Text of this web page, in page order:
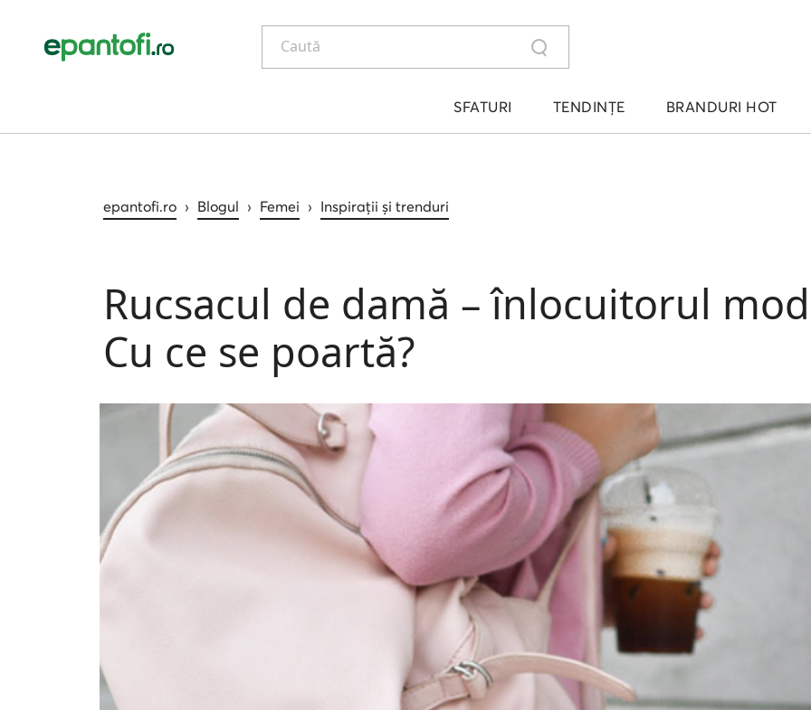
Caută
SFATURI TENDINȚE BRANDURI HOT
epantofi.ro › Blogul › Femei › Inspirații și trenduri
Rucsacul de damă – înlocuitorul
Cu ce se poartă?